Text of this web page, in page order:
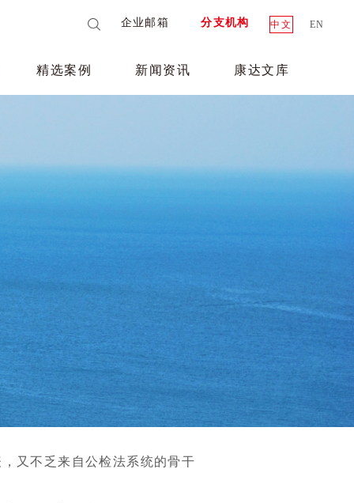
企业邮箱 分支机构 中文 EN
精选案例 新闻资讯 康达文库
又不乏来自公检法系统的骨干